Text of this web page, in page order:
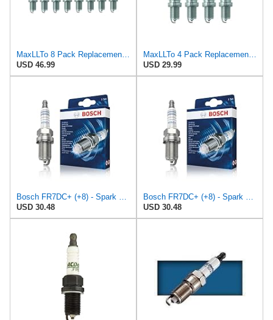
MaxLLTo 8 Pack Replacement 7373 V-Power Spark Plug for Bosch 7553 7554 7555 F7DC FR6DCX FR7DC FRDCX
USD 46.99
USD 29.99
USD 30.48
USD 30.48